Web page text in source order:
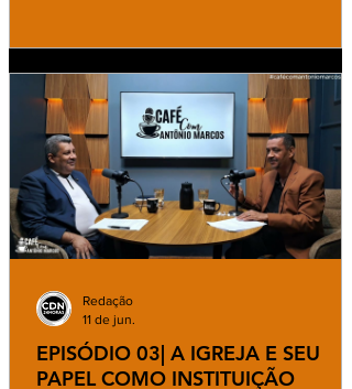
EPISÓDIO 03| A IGREJA E SEU
PAPEL COMO INSTITUIÇÃO
Redação
11 de jun.